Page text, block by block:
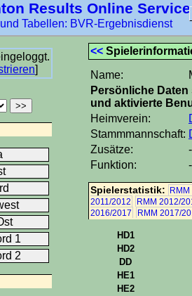
Results Online Service
Tabellen: BVR-Ergebnisdienst
<<
Name:
Persönliche
und aktivierte
Heimverein:
Stammmannschaft:
Zusätze:
Funktion:
Spielerstatistik:
2011/2012
RMM 2012/
2016/2017
RMM 2017/
HD1
HD2
DD
HE1
HE2
1
2
]